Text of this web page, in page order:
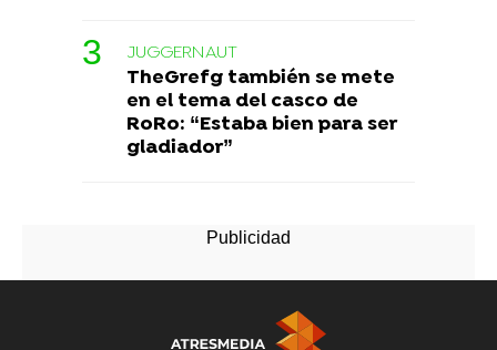
JUGGERNAUT
TheGrefg también se mete
en el tema del casco de
RoRo: “Estaba bien para ser
gladiador”